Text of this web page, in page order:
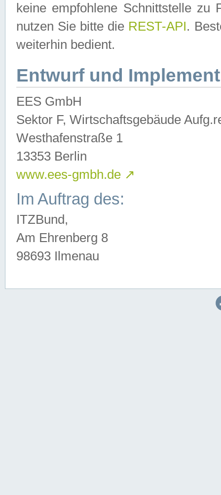
keine empfohlene Schnittstelle zu
nutzen Sie bitte die REST-API.
weiterhin bedient.
Entwurf und
EES GmbH
Sektor F, Wirtschaftsgebäude
Westhafenstraße 1
13353 Berlin
www.ees-gmbh.de ↗
Im Auftrag des:
ITZBund,
Am Ehrenberg 8
98693 Ilmenau